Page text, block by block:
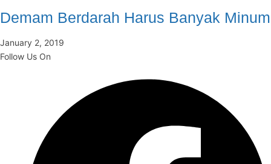
Demam Berdarah Harus Banyak Minum
January 2, 2019
Follow Us On